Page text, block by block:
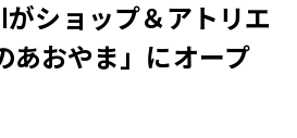
ショップ＆アトリエ
あおやま」にオープ